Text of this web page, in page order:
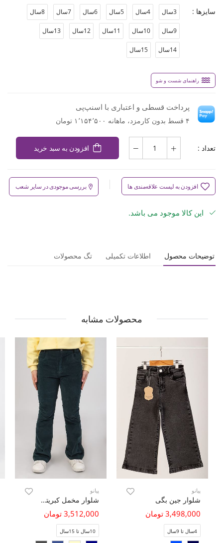
سایزها : 3سال 4سال 5سال 6سال 7سال 8سال
9سال 10سال 11سال 12سال 13سال
14سال 15سال
راهنمای شست و شو
پرداخت قسطی و اعتباری با اسنپ‌پی
۴ قسط بدون کارمزد، ماهانه ۱٬۱۵۴٬۵۰۰ تومان
تعداد : افزودن به سبد خرید
افزودن به لیست علاقه‌مندی ها بررسی موجودی در سایر شعب
این کالا موجود می باشد.
توضیحات محصول اطلاعات تکمیلی تگ محصولات
محصولات مشابه
پیانو
شلوار جین بگی
3,498,000 تومان
4سال تا 9سال
پیانو
شلوار مخمل کبریتی فلر
3,512,000 تومان
10سال تا 15سال